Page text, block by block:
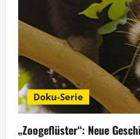
zeigt
North
Carolina“
Doku-Serie
„Zoogeflüster“: Neue